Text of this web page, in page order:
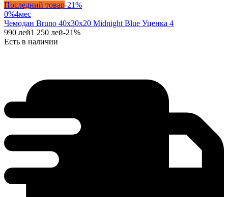
Последний товар-21%
0%4мес
Чемодан Bruno 40x30x20 Midnight Blue Уценка 4
990 лей1 250 лей-21%
Есть в наличии